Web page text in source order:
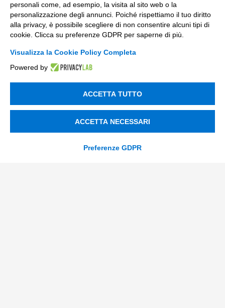
Digital Marketing
Data & BI
Compliance Normativa Integrata
Soluzioni Digitali
Smart Factory
personali come, ad esempio, la visita al sito web o la
personalizzazione degli annunci. Poiché rispettiamo il tuo diritto
alla privacy, è possibile scegliere di non consentire alcuni tipi di
cookie. Clicca su preferenze GDPR per saperne di più.
Visualizza la Cookie Policy Completa
Powered by
ACCETTA TUTTO
ACCETTA NECESSARI
Preferenze GDPR